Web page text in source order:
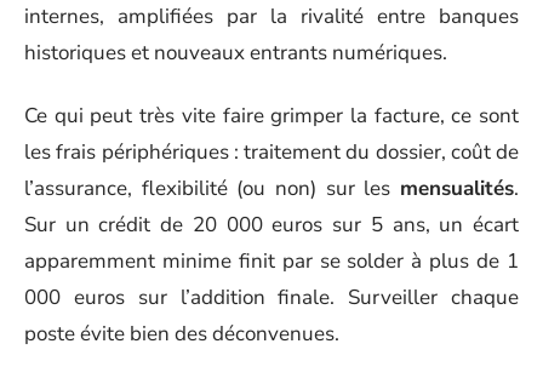
internes, amplifiées par la rivalité entre banques
historiques et nouveaux entrants numériques.
Ce qui peut très vite faire grimper la facture, ce sont
les frais périphériques : traitement du dossier, coût de
l’assurance, flexibilité (ou non) sur les mensualités.
Sur un crédit de 20 000 euros sur 5 ans, un écart
apparemment minime finit par se solder à plus de 1
000 euros sur l’addition finale. Surveiller chaque
poste évite bien des déconvenues.